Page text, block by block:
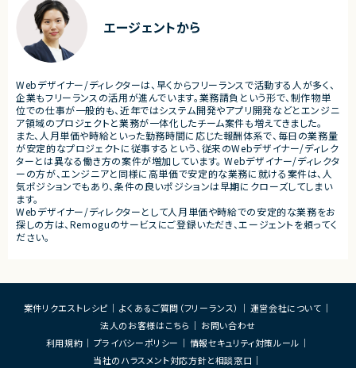
Webデザイナー/ディレクター×MySQL案件一覧
Webデザイナー/ディレクター×Next.js案件一覧
Webデザイナー/ディレクター×Nuxt.js案件一覧
Webデザイナー/ディレクター×Oracle案件一覧
Webデザイナー/ディレクター×Perl案件一覧
Webデザイナー/ディレクター×Photoshop案件一覧
Webデザイナー/ディレクター×PHP案件一覧
Webデザイナー/ディレクター×PL/SQL案件一覧
Webデザイナー/ディレクター×Python案件一覧
Webデザイナー/ディレクター×R案件一覧
Webデザイナー/ディレクター×React案件一覧
・フルリモート勤務 （初日のみ目黒へ出社）
エージェントから
Webデザイナー/ディレクターは、早くからフリーランスで活動する人が多く、
企業もフリーランスの活用が進んでいます。業務請負という形で、制作物単
位での仕事が一般的も、近年ではシステム開発やアプリ開発などとエンジニ
ア領域のプロジェクトと業務が一体化したチーム案件も増えてきました。
また、人月単価や時給といった勤務時間に応じた報酬体系で、毎日の業務量
が安定的なプロジェクトに従事するという、従来のWebデザイナー/ディレク
ターとは異なる働き方の案件が増加しています。 Webデザイナー/ディレクタ
ーの方が、エンジニアと同様に高単価で安定的な業務に就ける案件は、人
気ポジションでもあり、条件の良いポジションは早期にクローズしてしまい
ます。
Webデザイナー/ディレクターとして人月単価や時給での安定的な業務をお
探しの方は、Remoguのサービスにご登録いただき、エージェントを頼ってく
ださい。
案件リクエストレシピ よくあるご質問（フリーランス）
運営会社について
法人のお客様はこちら
お問い合わせ
利用規約
プライバシーポリシー
情報セキュリティ対策ルール
当社のハラスメント対応方針と相談窓口